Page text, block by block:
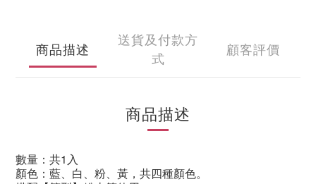
商品描述
送貨及付款方
式
顧客評價
商品描述
數量 ：共1入
顏色：藍、白、粉、黃，共四種顏色。